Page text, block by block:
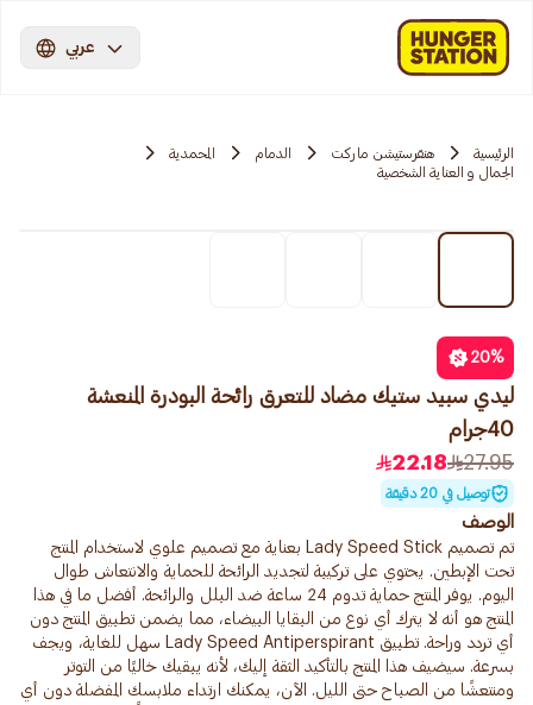
عربي
الرئيسية هنقرستيشن ماركت الدمام
المحمدية
الجمال و العناية الشخصية
20%
ليدي سبيد ستيك مضاد للتعرق رائحة البودرة المنعشة
40جرام
27.95
22.18
توصيل في 20 دقيقة
الوصف
تم تصميم Lady Speed ​​Stick بعناية مع تصميم علوي لاستخدام المنتج
تحت الإبطين. يحتوي على تركيبة لتجديد الرائحة للحماية والانتعاش طوال
اليوم. يوفر المنتج حماية تدوم 24 ساعة ضد البلل والرائحة. أفضل ما في هذا
المنتج هو أنه لا يترك أي نوع من البقايا البيضاء، مما يضمن تطبيق المنتج دون
أي تردد وراحة. تطبيق Lady Speed ​​Antiperspirant سهل للغاية، ويجف
بسرعة. سيضيف هذا المنتج بالتأكيد الثقة إليك، لأنه يبقيك خاليًا من التوتر
ومنتعشًا من الصباح حتى الليل. الآن، يمكنك ارتداء ملابسك المفضلة دون أي